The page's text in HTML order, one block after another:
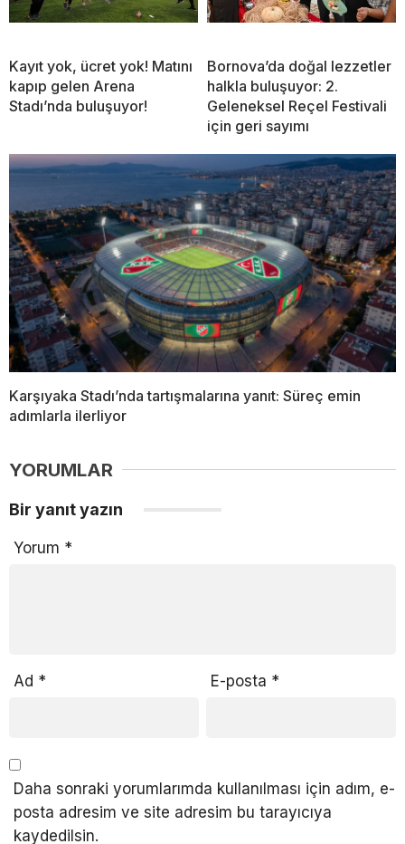
Kayıt yok, ücret yok! Matını
kapıp gelen Arena
Stadı’nda buluşuyor!
Bornova’da doğal lezzetler
halkla buluşuyor: 2.
Geleneksel Reçel Festivali
için geri sayımı
Karşıyaka Stadı’nda tartışmalarına yanıt: Süreç emin
adımlarla ilerliyor
YORUMLAR
Bir yanıt yazın
Yorum *
Ad * E-posta *
Daha sonraki yorumlarımda kullanılması için adım, e-
posta adresim ve site adresim bu tarayıcıya
kaydedilsin.